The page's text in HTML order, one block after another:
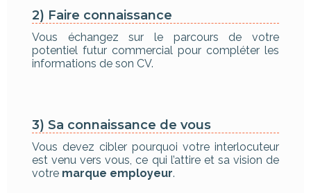
2) Faire connaissance
Vous échangez sur le parcours de votre
potentiel futur commercial pour compléter les
informations de son CV.
3) Sa connaissance de vous
Vous devez cibler pourquoi votre interlocuteur
est venu vers vous, ce qui l’attire et sa vision de
votre marque employeur.